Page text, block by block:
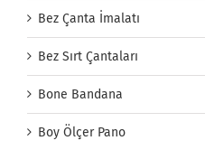
Bez Çanta İmalatı
Bez Sırt Çantaları
Bone Bandana
Boy Ölçer Pano